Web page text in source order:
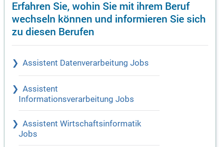
Erfahren Sie, wohin Sie mit ihrem Beruf
wechseln können und informieren Sie sich
zu diesen Berufen
Assistent Datenverarbeitung Jobs
Assistent
Informationsverarbeitung Jobs
Assistent Wirtschaftsinformatik
Jobs